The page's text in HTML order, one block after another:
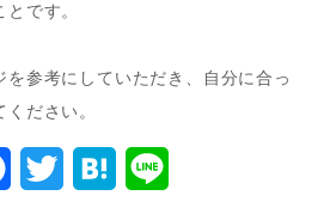
です。
を参考にしていただき、自分に合っ
ださい。
H